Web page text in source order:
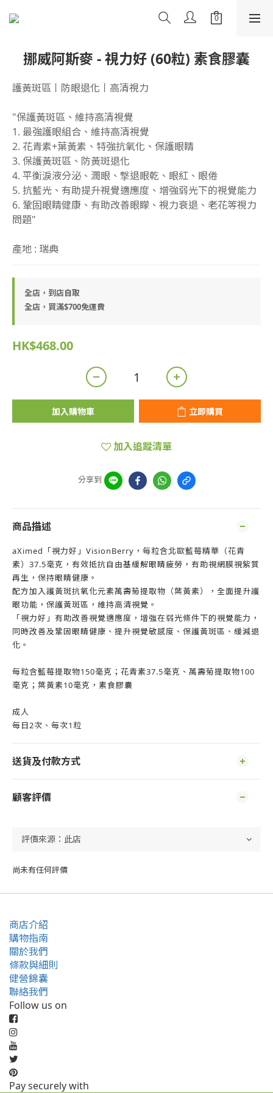
挪威阿斯麥 - 視力好 (60粒) 素食膠囊
護黃斑區丨防眼退化丨高清視力
"保護黃斑區、維持高清視覺
1. 最強護眼組合、維持高清視覺
2. 花青素+葉黃素、特強抗氧化、保護眼睛
3. 保護黃斑區、防黃斑退化
4. 平衡淚液分泌、潤眼、撃退眼乾、眼紅、眼倦
5. 抗藍光、有助提升視覺適應度、增強弱光下的視覺能力
6. 鞏固眼睛健康、有助改善眼矇、視力衰退、老花等視力
問題"
產地 : 瑞典
全店，到店自取
全店，買滿$700免運費
HK$468.00
加入購物車 立即購買
加入追蹤清單
分享到
商品描述
aXimed「視力好」VisionBerry，每粒含北歐藍莓精華（花青
素）37.5毫克，有效抵抗自由基緩解眼睛疲勞，有助視網膜視紫質
再生，保持眼睛健康。
配方加入護黃斑抗氧化元素萬壽菊提取物（葉黃素），全面提升護
眼功能，保護黃斑區，維持高清視覺。
「視力好」有助改善視覺適應度，增強在弱光條件下的視覺能力，
同時改善及鞏固眼睛健康、提升視覺敏感度、保護黃斑區、緩減退
化。
每粒含藍莓提取物150毫克；花青素37.5毫克、萬壽菊提取物100
毫克；葉黃素10毫克，素食膠囊
成人
每日2次、每次1粒
送貨及付款方式
顧客評價
尚未有任何評價
商店介紹
購物指南
關於我們
條款與細則
健營錦囊
聯絡我們
Follow us on
Pay securely with